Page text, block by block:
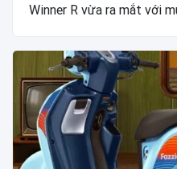
Winner R vừa ra mắt với